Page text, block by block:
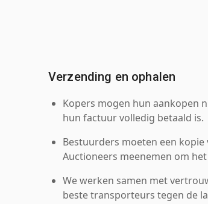
Verzending en ophalen
Kopers mogen hun aankopen
hun factuur volledig betaald is.
Bestuurders moeten een kopie
Auctioneers meenemen om
We werken samen met
beste transporteurs tegen de